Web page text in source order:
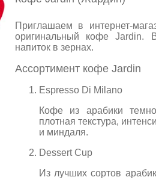
Приглашаем в интернет-
оригинальный кофе Jardin.
напиток в зернах.
Ассортимент кофе Jardin
Espresso Di Milano
Кофе из арабики
плотная текстура,
и миндаля.
Dessert Cup
Из лучших сортов